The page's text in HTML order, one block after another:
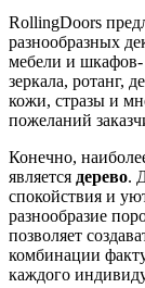
RollingDoors
разнообразных
мебели и шкафов-
зеркала, ротанг,
кожи, стразы и
пожеланий
Конечно,
является дерево.
спокойствия и
разнообразие
позволяет
комбинации
каждого